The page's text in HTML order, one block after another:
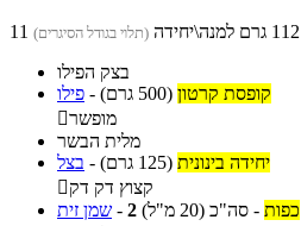
(תלוי בגודל הסיגרים)
בצק הפילו
פילו - קופסת קרטון (500 גרם)
מופשר
מלית הבשר
בצל - יחידה בינונית (125 גרם)
קצוץ דק דק
שמן זית - 2 כפות - סה"כ (20 מ"ל)